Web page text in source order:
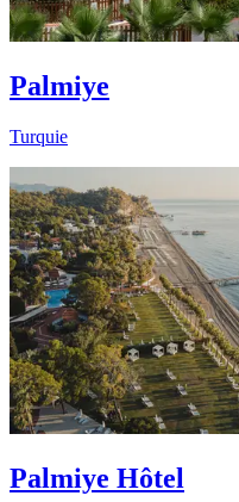
Palmiye
Turquie
Palmiye Hôtel